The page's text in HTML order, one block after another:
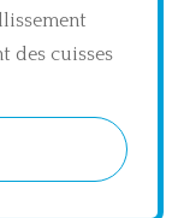
des cuisses